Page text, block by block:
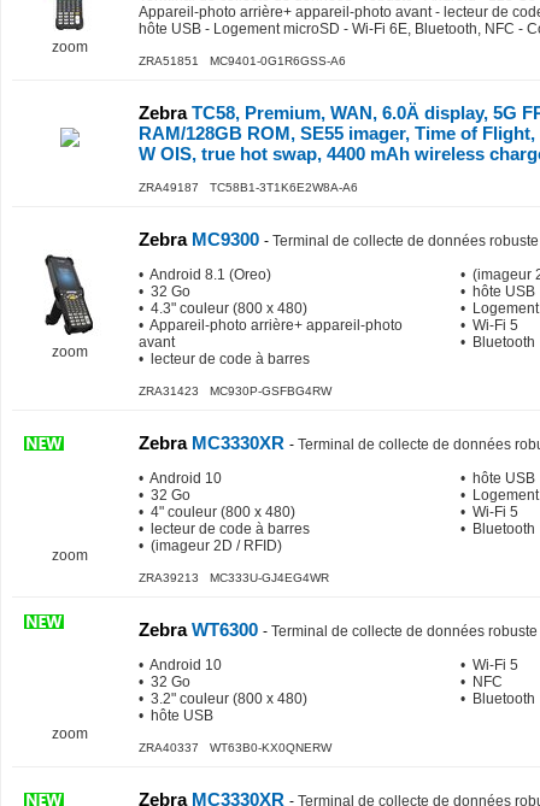
zoom
Appareil-photo arrière+ appareil-photo avant - lecteur de
hôte USB - Logement microSD - Wi-Fi 6E, Bluetooth, NFC -
ZRA51851 MC9401-0G1R6GSS-A6
ZebraTC58, Premium, WAN, 6.0Ä display, 5G
RAM/128GB ROM, SE55 imager, Time of Flight,
W OIS, true hot swap, 4400 mAh wireless
ZRA49187 TC58B1-3T1K6E2W8A-A6
zoom
ZebraMC9300 - Terminal de collecte de données robuste
• Android 8.1 (Oreo)
• 32 Go
• 4.3" couleur (800 x 480)
• Appareil-photo arrière+ appareil-photo
avant
• lecteur de code à barres
• (imageur
• hôte USB
•
• Wi-Fi 5
• Bluetooth
ZRA31423 MC930P-GSFBG4RW
zoom
ZebraMC3330XR - Terminal de collecte de données
• Android 10
• 32 Go
• 4" couleur (800 x 480)
• lecteur de code à barres
• (imageur 2D / RFID)
• hôte USB
•
• Wi-Fi 5
• Bluetooth
ZRA39213 MC333U-GJ4EG4WR
zoom
ZebraWT6300 - Terminal de collecte de données robuste
• Android 10
• 32 Go
• 3.2" couleur (800 x 480)
• hôte USB
• Wi-Fi 5
• NFC
• Bluetooth
ZRA40337 WT63B0-KX0QNERW
ZebraMC3330XR - Terminal de collecte de données